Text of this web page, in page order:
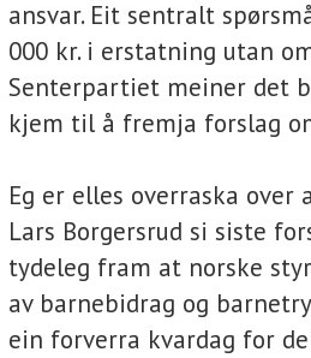
ansvar. Eit sentralt
000 kr. i erstatning utan
Senterpartiet meiner det
kjem til å fremja forslag
Eg er elles overraska
Lars Borgersrud si siste
tydeleg fram at norske
av barnebidrag og
ein forverra kvardag for